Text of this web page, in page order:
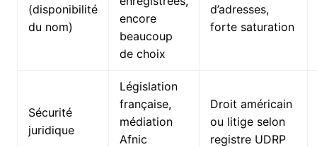
(disponibilité
du nom)
encore
beaucoup
de choix
d’adresses,
forte saturation
Sécurité
juridique
Législation
française,
médiation
Afnic
Droit américain
ou litige selon
registre UDRP